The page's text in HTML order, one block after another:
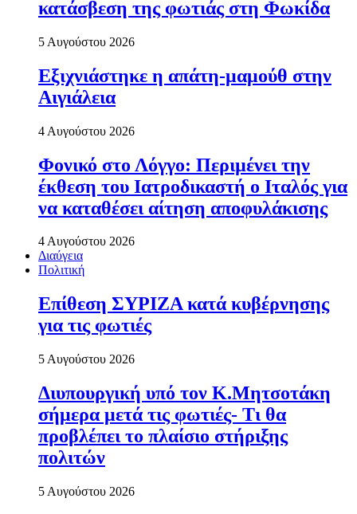
κατάσβεση της φωτιάς στη Φωκίδα
5 Αυγούστου 2026
Εξιχνιάστηκε η απάτη-μαμούθ στην
Αιγιάλεια
4 Αυγούστου 2026
Φονικό στο Λόγγο: Περιµένει την
έκθεση του Ιατροδικαστή ο Ιταλός για
να καταθέσει αίτηση αποφυλάκισης
4 Αυγούστου 2026
Διαύγεια
Πολιτική
Επίθεση ΣΥΡΙΖΑ κατά κυβέρνησης
για τις φωτιές
5 Αυγούστου 2026
Διυπουργική υπό τον Κ.Μητσοτάκη
σήμερα μετά τις φωτιές- Τι θα
προβλέπει το πλαίσιο στήριξης
πολιτών
5 Αυγούστου 2026